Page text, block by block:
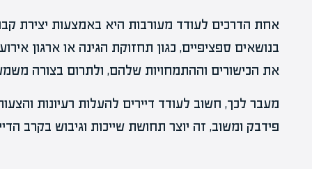
אחת הדרכים לעודד מעורבות היא באמצעות יצירת
בנושאים ספציפיים, כגון תחזוקת הגינה או ארגון
את הכישורים וההתמחויות שלהם, ולתרום בצורה
מעבר לכך, חשוב לעודד דיירים להעלות רעיונות
פידבק ומשוב, זה יוצר תחושת שייכות וגיבוש בקרב